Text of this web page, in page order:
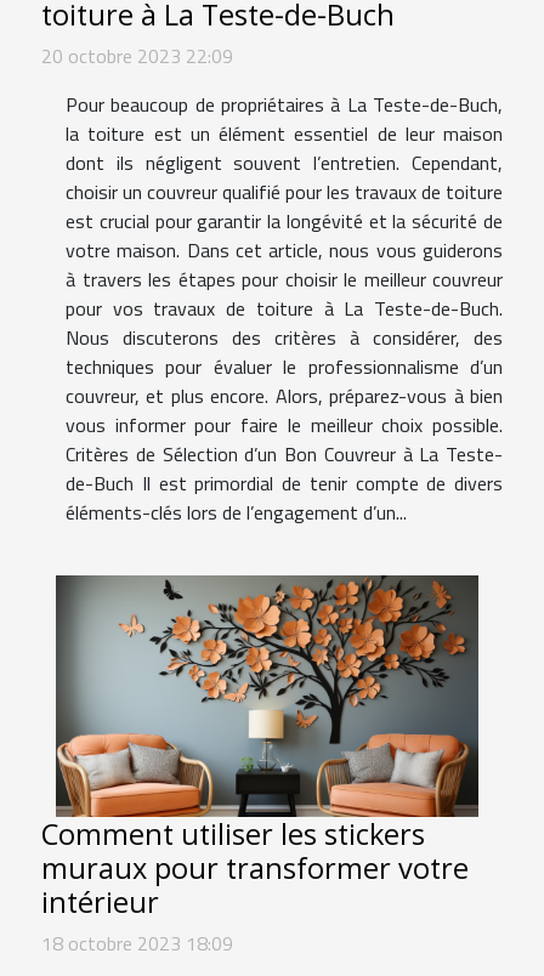
toiture à La Teste-de-Buch
20 octobre 2023 22:09
Pour beaucoup de propriétaires à La Teste-de-Buch,
la toiture est un élément essentiel de leur maison
dont ils négligent souvent l’entretien. Cependant,
choisir un couvreur qualifié pour les travaux de toiture
est crucial pour garantir la longévité et la sécurité de
votre maison. Dans cet article, nous vous guiderons
à travers les étapes pour choisir le meilleur couvreur
pour vos travaux de toiture à La Teste-de-Buch.
Nous discuterons des critères à considérer, des
techniques pour évaluer le professionnalisme d’un
couvreur, et plus encore. Alors, préparez-vous à bien
vous informer pour faire le meilleur choix possible.
Critères de Sélection d’un Bon Couvreur à La Teste-
de-Buch Il est primordial de tenir compte de divers
éléments-clés lors de l’engagement d’un...
Comment utiliser les stickers
muraux pour transformer votre
intérieur
18 octobre 2023 18:09